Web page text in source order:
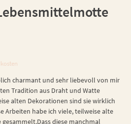
charmant und sehr liebevoll von mir
Tradition aus Draht und Watte
alten Dekorationen sind sie wirklich
Arbeiten habe ich viele, teilweise alte
gesammelt.Dass diese manchmal